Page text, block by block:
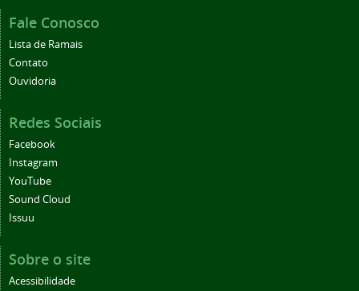
Fale Conosco
Lista de Ramais
Contato
Ouvidoria
Redes Sociais
Facebook
Instagram
YouTube
Sound Cloud
Issuu
Sobre o site
Acessibilidade